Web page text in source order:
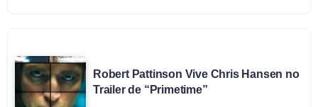
Robert Pattinson Vive Chris Hansen no
Trailer de “Primetime”